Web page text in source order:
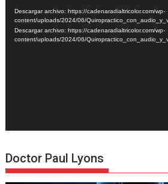
de
vídeo
Descargar archivo: https://cadenaradialtricolor.com/wp-
content/uploads/2024/06/
Descargar archivo: https://cadenaradialtricolor.com/wp-
content/uploads/2024/06/
Doctor Paul Lyons